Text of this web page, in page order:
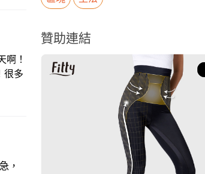
啊！
很多
，
贊助連結